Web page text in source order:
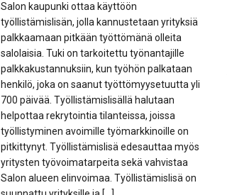
Salon kaupunki ottaa käyttöön
työllistämislisän, jolla kannustetaan yrityksiä
palkkaamaan pitkään työttömänä olleita
salolaisia. Tuki on tarkoitettu työnantajille
palkkakustannuksiin, kun työhön palkataan
henkilö, joka on saanut työttömyysetuutta yli
700 päivää. Työllistämislisällä halutaan
helpottaa rekrytointia tilanteissa, joissa
työllistyminen avoimille työmarkkinoille on
pitkittynyt. Työllistämislisä edesauttaa myös
yritysten työvoimatarpeita sekä vahvistaa
Salon alueen elinvoimaa. Työllistämislisä on